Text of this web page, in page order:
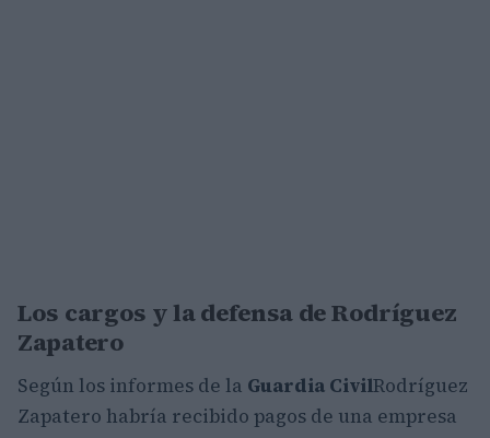
Los cargos y la defensa de Rodríguez
Zapatero
Según los informes de la Guardia CivilRodríguez
Zapatero habría recibido pagos de una empresa